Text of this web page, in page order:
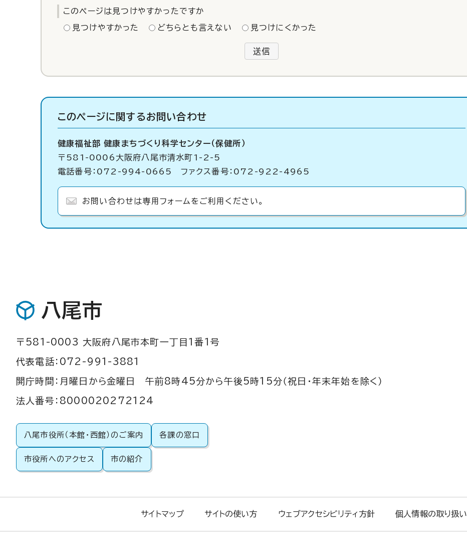
このページは見つけやすかったですか
見つけやすかった どちらとも言えない 見つけにくかった
送信
このページに関するお問い合わせ
健康福祉部 健康まちづくり科学センター（保健所）
〒581-0006大阪府八尾市清水町1-2-5
電話番号：072-994-0665 ファクス番号：072-922-4965
お問い合わせは専用フォームをご利用ください。
八尾市
〒581-0003 大阪府八尾市本町一丁目1番1号
代表電話：072-991-3881
開庁時間：月曜日から金曜日 午前8時45分から午後5時15分（祝日・年末年始を除く）
法人番号：8000020272124
八尾市役所（本館・西館）のご案内 各課の窓口
市役所へのアクセス 市の紹介
サイトマップ サイトの使い方 ウェブアクセシビリティ方針 個人情報の取り扱い